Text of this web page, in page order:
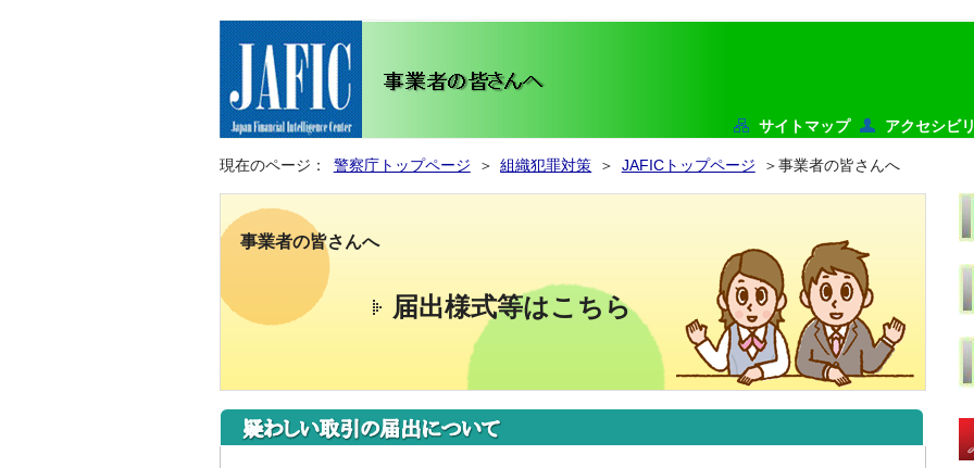
サイトマップ アクセシビ
現在のページ： 警察庁トップページ ＞ 組織犯罪対策 ＞ JAFICトップページ ＞事業者の皆さんへ
事業者の皆さんへ
届出様式等はこちら